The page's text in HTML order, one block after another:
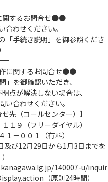
するお問合せ●●
合わせください。
「手続き説明」を御参照くださ
に関するお問合せ●●
」を御確認いただき、
点が解決しない場合は、
合わせください。
先（コールセンター）】
１９（フリーダイヤル）
－００１（有料）
び12月29日から1月3日までを
140007-u/inquir
（原則24時間）